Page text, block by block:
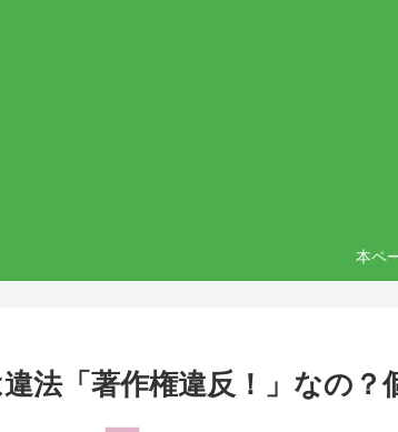
本ペ
法「著作権違反！」なの？